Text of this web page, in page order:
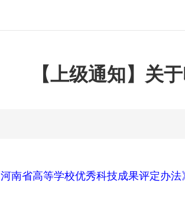
【上级通知】关
南省高等学校优秀科技成果评定办法